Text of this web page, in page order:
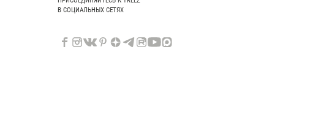
В СОЦИАЛЬНЫХ СЕТЯХ